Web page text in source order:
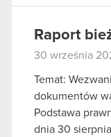
Raport
30 września
Temat:
dokumentów
Podstawa
dnia 30